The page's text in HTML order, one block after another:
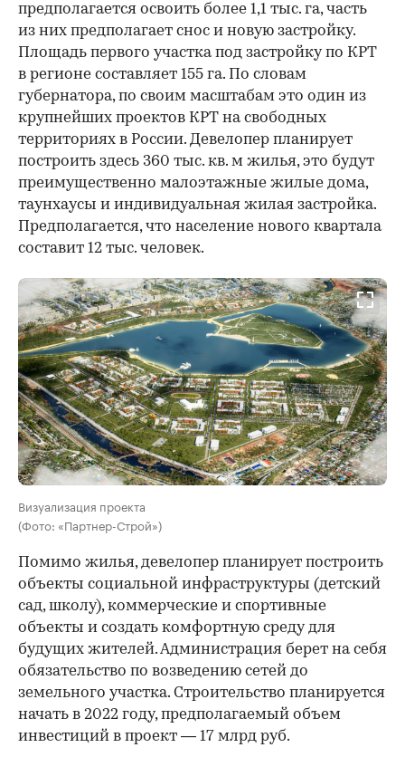
предполагается освоить более 1,1 тыс. га, часть
из них предполагает снос и новую застройку.
Площадь первого участка под застройку по КРТ
в регионе составляет 155 га. По словам
губернатора, по своим масштабам это один из
крупнейших проектов КРТ на свободных
территориях в России. Девелопер планирует
построить здесь 360 тыс. кв. м жилья, это будут
преимущественно малоэтажные жилые дома,
таунхаусы и индивидуальная жилая застройка.
Предполагается, что население нового квартала
составит 12 тыс. человек.
Визуализация проекта
(Фото: «Партнер-Строй»)
Помимо жилья, девелопер планирует построить
объекты социальной инфраструктуры (детский
сад, школу), коммерческие и спортивные
объекты и создать комфортную среду для
будущих жителей. Администрация берет на себя
обязательство по возведению сетей до
земельного участка. Строительство планируется
начать в 2022 году, предполагаемый объем
инвестиций в проект — 17 млрд руб.